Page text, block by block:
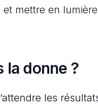
mettre en
la donne ?
les